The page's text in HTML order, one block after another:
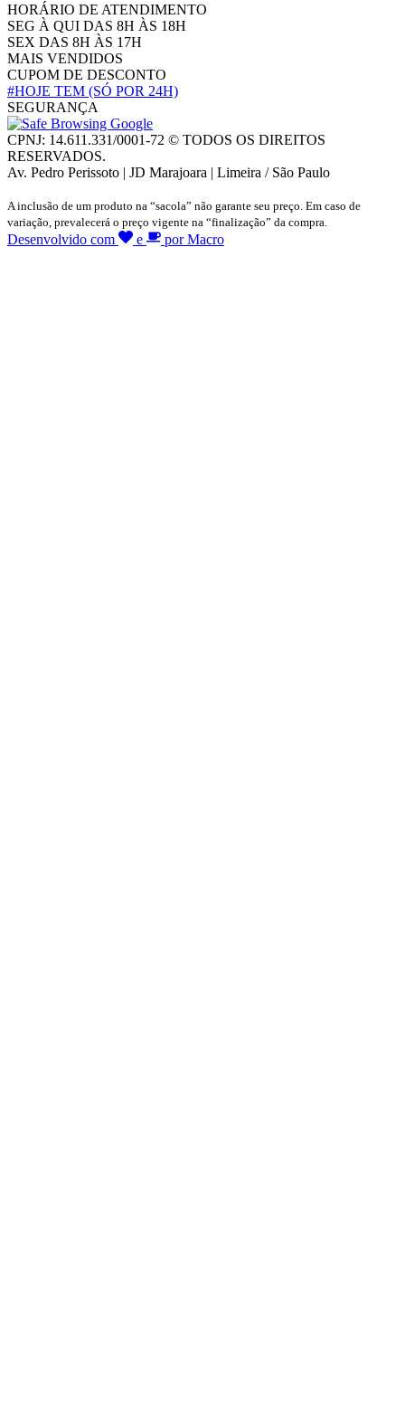
HORÁRIO DE ATENDIMENTO
SEG À QUI DAS 8H ÀS 18H
SEX DAS 8H ÀS 17H
MAIS VENDIDOS
CUPOM DE DESCONTO
#HOJE TEM (SÓ POR 24H)
SEGURANÇA
CPNJ: 14.611.331/0001-72 © TODOS OS DIREITOS
RESERVADOS.
Av. Pedro Perissoto | JD Marajoara | Limeira / São Paulo
A inclusão de um produto na “sacola” não garante seu preço. Em caso de
variação, prevalecerá o preço vigente na “finalização” da compra.
Desenvolvido com e por Macro